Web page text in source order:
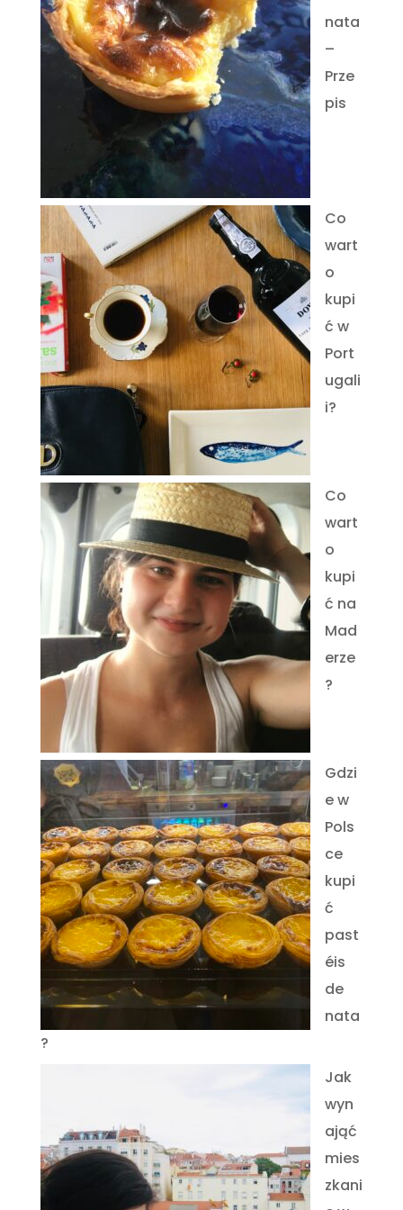
nata
–
Prze
pis
Co
wart
o
kupi
ć w
Port
ugali
i?
Co
wart
o
kupi
ć na
Mad
erze
?
Gdzi
e w
Pols
ce
kupi
ć
past
éis
de
nata
?
Jak
wyn
ająć
mies
zkani